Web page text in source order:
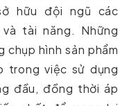
hữu đội ngũ các
tài năng. Những
chụp hình sản phẩm
trong việc sử dụng
đầu, đồng thời áp